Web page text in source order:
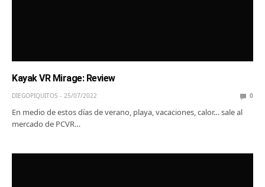
Kayak VR Mirage: Review
DIEGOPIQUITOS 25/07/2022 0
En medio de estos días de verano, playa, vacaciones, calor… sale al
mercado de PCVR…